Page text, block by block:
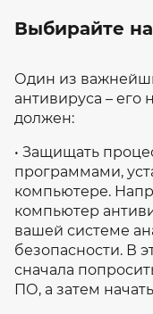
Выбирайте
Один из
антивируса – его
должен:
• Защищать
программами,
компьютере.
компьютер
вашей системе
безопасности. В
сначала
ПО, а затем